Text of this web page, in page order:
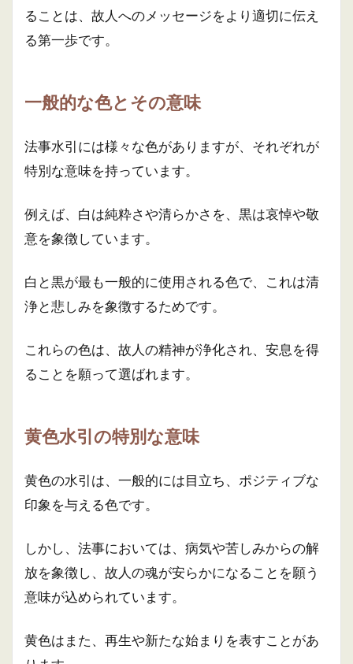
ることは、故人へのメッセージをより適切に伝え
る第一歩です。
一般的な色とその意味
法事水引には様々な色がありますが、それぞれが
特別な意味を持っています。
例えば、白は純粋さや清らかさを、黒は哀悼や敬
意を象徴しています。
白と黒が最も一般的に使用される色で、これは清
浄と悲しみを象徴するためです。
これらの色は、故人の精神が浄化され、安息を得
ることを願って選ばれます。
黄色水引の特別な意味
黄色の水引は、一般的には目立ち、ポジティブな
印象を与える色です。
しかし、法事においては、病気や苦しみからの解
放を象徴し、故人の魂が安らかになることを願う
意味が込められています。
黄色はまた、再生や新たな始まりを表すことがあ